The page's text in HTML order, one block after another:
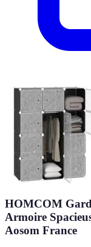
HOMCOM
Armoire
Aosom France